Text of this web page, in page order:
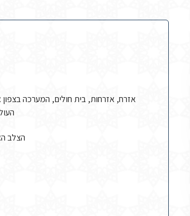
אזרח, אזרחות, בית חולים, המערכה
הצלב